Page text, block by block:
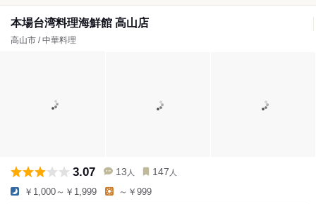
本場台湾料理海鮮館 高山店
高山市 / 中華料理
3.07 13 人 147 人
￥1,000～￥1,999 ～￥999